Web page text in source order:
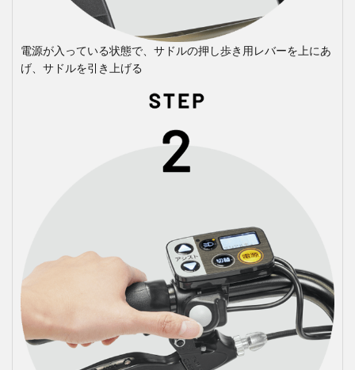
電源が入っている状態で、サドルの押し歩き用レバーを上にあ
げ、サドルを引き上げる